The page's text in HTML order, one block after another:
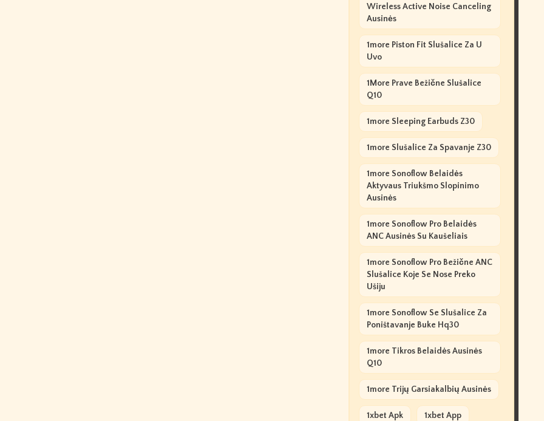
Wireless Active Noise Canceling
Ausinės
1more Piston Fit Slušalice Za U
Uvo
1More Prave Bežične Slušalice
Q10
1more Sleeping Earbuds Z30
1more Slušalice Za Spavanje Z30
1more Sonoflow Belaidės
Aktyvaus Triukšmo Slopinimo
Ausinės
1more Sonoflow Pro Belaidės
ANC Ausinės Su Kaušeliais
1more Sonoflow Pro Bežične ANC
Slušalice Koje Se Nose Preko
Ušiju
1more Sonoflow Se Slušalice Za
Poništavanje Buke Hq30
1more Tikros Belaidės Ausinės
Q10
1more Trijų Garsiakalbių Ausinės
1xbet Apk 1xbet App